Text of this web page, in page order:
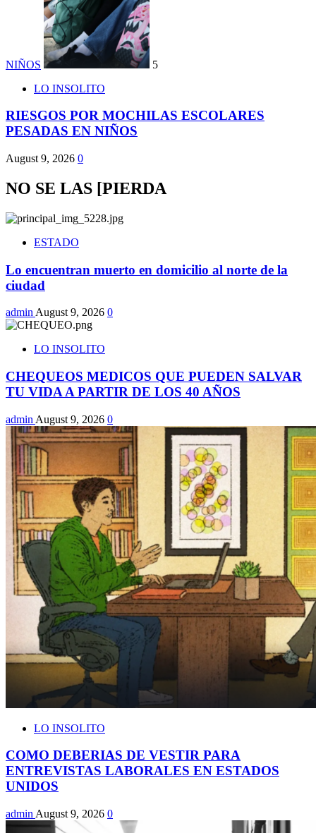
NIÑOS
5
LO INSOLITO
RIESGOS POR MOCHILAS ESCOLARES
PESADAS EN NIÑOS
August 9, 2026 0
NO SE LAS [PIERDA
ESTADO
Lo encuentran muerto en domicilio al norte de la
ciudad
admin August 9, 2026 0
LO INSOLITO
CHEQUEOS MEDICOS QUE PUEDEN SALVAR
TU VIDA A PARTIR DE LOS 40 AÑOS
admin August 9, 2026 0
LO INSOLITO
COMO DEBERIAS DE VESTIR PARA
ENTREVISTAS LABORALES EN ESTADOS
UNIDOS
admin August 9, 2026 0